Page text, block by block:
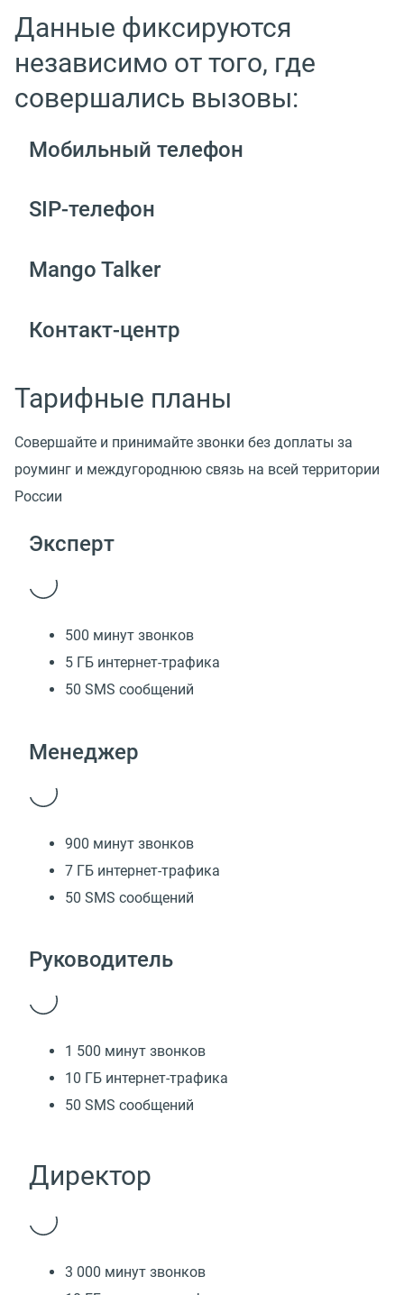
Данные фиксируются
независимо от того, где
совершались вызовы:
Мобильный телефон
SIP-телефон
Mango Talker
Контакт-центр
Тарифные планы
Совершайте и принимайте звонки без доплаты за
роуминг и междугороднюю связь на всей территории
России
Эксперт
500 минут звонков
5 ГБ интернет-трафика
50 SMS сообщений
Менеджер
900 минут звонков
7 ГБ интернет-трафика
50 SMS сообщений
Руководитель
1 500 минут звонков
10 ГБ интернет-трафика
50 SMS сообщений
Директор
3 000 минут звонков